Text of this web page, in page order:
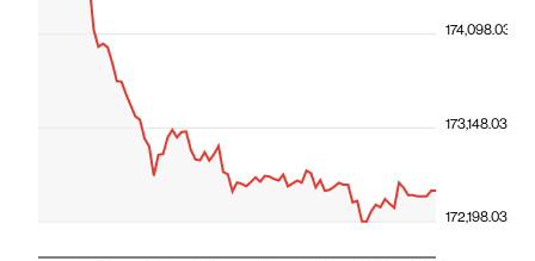
172,198.03
173,148.03
174,098.03